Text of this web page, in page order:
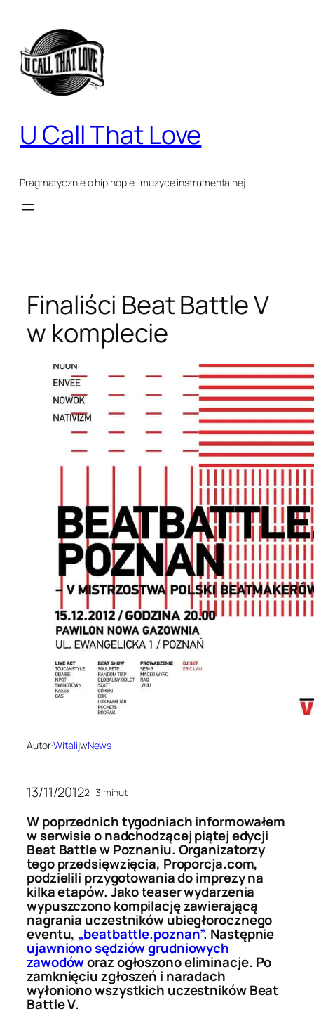
treści
U Call That Love
Pragmatycznie o hip hopie i muzyce instrumentalnej
Finaliści Beat Battle V
w komplecie
Autor:WitalijwNews
13/11/20122–3 minut
W poprzednich tygodniach informowałem
w serwisie o nadchodzącej piątej edycji
Beat Battle w Poznaniu. Organizatorzy
tego przedsięwzięcia, Proporcja.com,
podzielili przygotowania do imprezy na
kilka etapów. Jako teaser wydarzenia
wypuszczono kompilację zawierającą
nagrania uczestników ubiegłorocznego
eventu, „beatbattle.poznan”. Następnie
ujawniono sędziów grudniowych
zawodóworaz ogłoszono eliminacje. Po
zamknięciu zgłoszeń i naradach
wyłoniono wszystkich uczestników Beat
Battle V.